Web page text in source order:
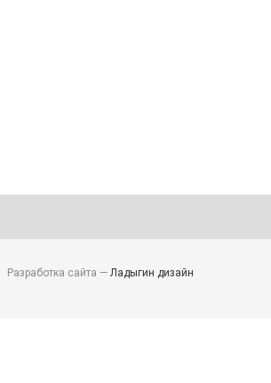
Разработка сайта — Ладыгин дизайн